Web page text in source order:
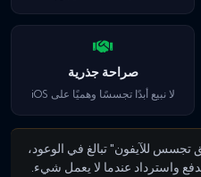
صراحة جذرية
لا نبيع أبدًا تجسسًا وهميًا على iOS
تجسس للآيفون" تبالغ في الوعود،
واسترداد عندما لا يعمل شيء.